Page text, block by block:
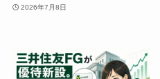
2026年7月8日